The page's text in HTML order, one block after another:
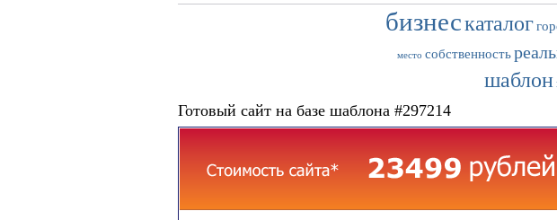
бизнескаталог
место собственность
шаблон
Готовый сайт на базе шаблона #297214